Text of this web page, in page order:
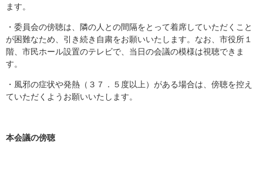
ます。
・委員会の傍聴は、隣の人との間隔をとって着席していただくこと
が困難なため、引き続き自粛をお願いいたします。なお、市役所１
階、市民ホール設置のテレビで、当日の会議の模様は視聴できま
す。
・風邪の症状や発熱（３７．５度以上）がある場合は、傍聴を控え
ていただくようお願いいたします。
本会議の傍聴